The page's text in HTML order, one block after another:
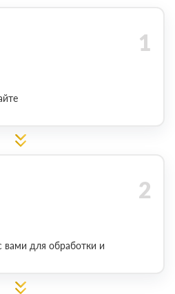
вами для обработки и